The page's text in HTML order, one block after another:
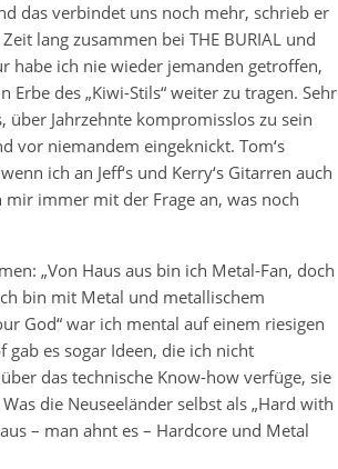
das verbindet uns noch mehr, schrieb er
lang zusammen bei THE BURIAL und
habe ich nie wieder jemanden getroffen,
des „Kiwi-Stils“ weiter zu tragen. Sehr
über Jahrzehnte kompromisslos zu sein
vor niemandem eingeknickt. Tom‘s
ich an Jeff‘s und Kerry‘s Gitarren auch
mir immer mit der Frage an, was noch
„Von Haus aus bin ich Metal-Fan, doch
bin mit Metal und metallischem
God“ war ich mental auf einem riesigen
es sogar Ideen, die ich nicht
das technische Know-how verfüge, sie
die Neuseeländer selbst als „Hard with
– man ahnt es – Hardcore und Metal